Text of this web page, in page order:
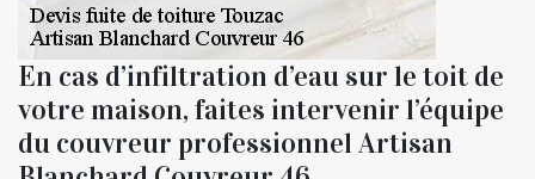
En cas d’infiltration d’eau sur le toit de
votre maison, faites intervenir l’équipe
du couvreur professionnel Artisan